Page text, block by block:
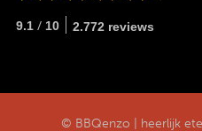
9.1 / 10 2.772 reviews
© BBQenzo | heerlijk